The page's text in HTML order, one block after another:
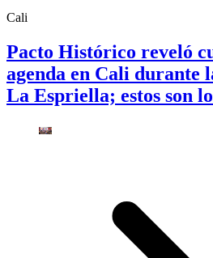
Cali
Pacto Histórico reveló
agenda en Cali durante
La Espriella; estos son